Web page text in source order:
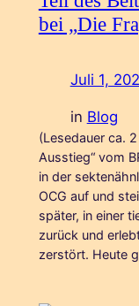
bei „Die
Juli 1,
in Blog
(Lesedauer ca.
Ausstieg“ vom
in der
OCG auf und
später, in einer
zurück und
zerstört. Heute